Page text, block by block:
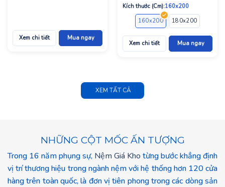
Xem chi tiết Mua ngay
Kích thước (Cm):160x200
160x200
180x200
Xem chi tiết Mua ngay
XEM TẤT CẢ
NHỮNG CỘT MỐC ẤN TƯỢNG
Trong 16 năm phụng sự, Nệm Giá Kho từng bước khẳng định
vị trí thương hiệu trong ngành nệm với hệ thống hơn 120 cửa
hàng trên toàn quốc, là đơn vị tiên phong trong các dòng sản